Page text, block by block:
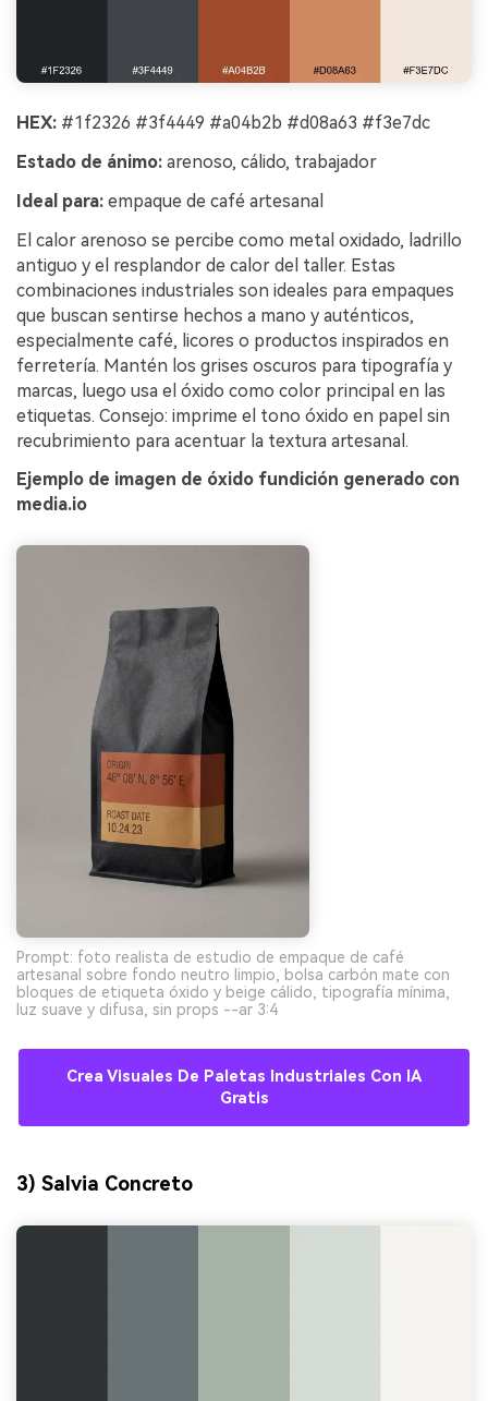
HEX: #1f2326 #3f4449 #a04b2b #d08a63 #f3e7dc
Estado de ánimo: arenoso, cálido, trabajador
Ideal para: empaque de café artesanal
El calor arenoso se percibe como metal oxidado, ladrillo
antiguo y el resplandor de calor del taller. Estas
combinaciones industriales son ideales para empaques
que buscan sentirse hechos a mano y auténticos,
especialmente café, licores o productos inspirados en
ferretería. Mantén los grises oscuros para tipografía y
marcas, luego usa el óxido como color principal en las
etiquetas. Consejo: imprime el tono óxido en papel sin
recubrimiento para acentuar la textura artesanal.
Ejemplo de imagen de óxido fundición generado con
media.io
Prompt: foto realista de estudio de empaque de café
artesanal sobre fondo neutro limpio, bolsa carbón mate con
bloques de etiqueta óxido y beige cálido, tipografía mínima,
luz suave y difusa, sin props --ar 3:4
Crea Visuales De Paletas Industriales Con IA
Gratis
3) Salvia Concreto